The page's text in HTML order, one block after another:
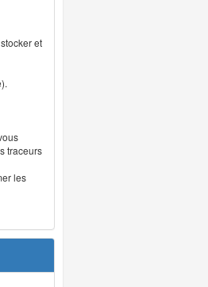
et
traceurs
les